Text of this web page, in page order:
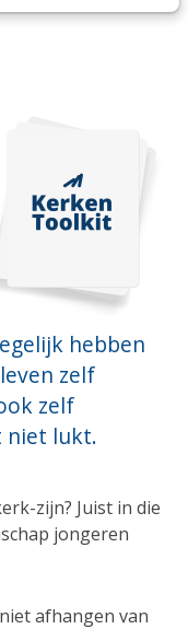
hebben
zelf
zelf
niet lukt.
zijn? Juist in die
jongeren
afhangen van